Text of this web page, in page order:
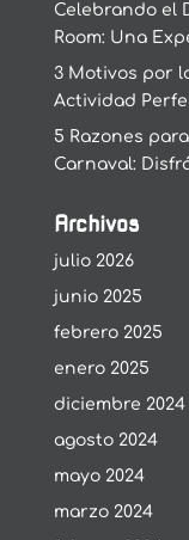
Celebrando el
Room: Una
3 Motivos por
Actividad
5 Razones
Carnaval:
Archivos
julio 2026
junio 2025
febrero 2025
enero 2025
diciembre 2024
agosto 2024
mayo 2024
marzo 2024